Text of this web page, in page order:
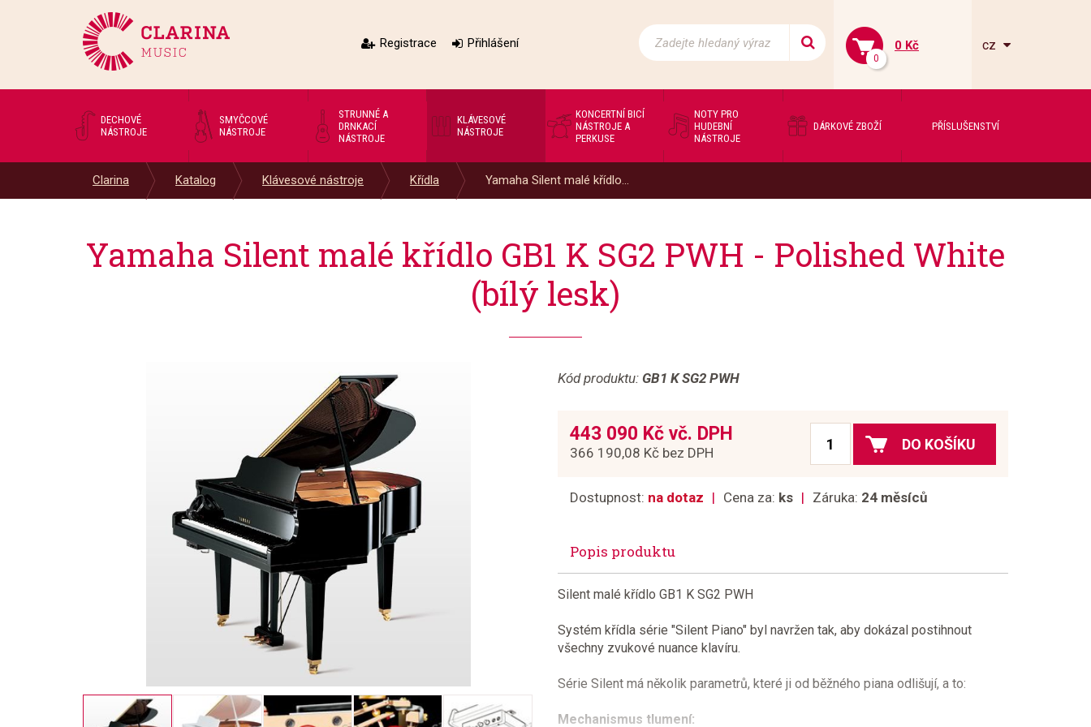
Registrace Přihlášení
0
0 Kč cz
DECHOVÉ
NÁSTROJE
SMYČCOVÉ
NÁSTROJE
STRUNNÉ A
DRNKACÍ
NÁSTROJE
KLÁVESOVÉ
NÁSTROJE
KONCERTNÍ BICÍ
NÁSTROJE A
PERKUSE
NOTY PRO
HUDEBNÍ
NÁSTROJE
DÁRKOVÉ ZBOŽÍ PŘÍSLUŠENSTVÍ
Clarina Katalog Klávesové nástroje Křídla Yamaha Silent malé křídlo...
Yamaha Silent malé křídlo GB1 K SG2 PWH - Polished White
(bílý lesk)
Kód produktu: GB1 K SG2 PWH
443 090 Kč vč. DPH
366 190,08 Kč bez DPH
DO KOŠÍKU
Dostupnost: na dotaz Cena za: ks Záruka: 24 měsíců
Popis produktu
Silent malé křídlo GB1 K SG2 PWH
Systém křídla série "Silent Piano" byl navržen tak, aby dokázal postihnout
všechny zvukové nuance klavíru.
Série Silent má několik parametrů, které ji od běžného piana odlišují, a to:
Mechanismus tlumení: